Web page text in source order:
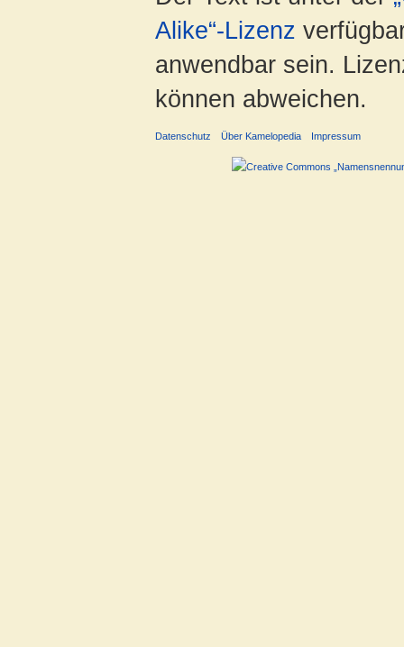
Alike“-Lizenz
anwendbar sein.
können abweichen.
Datenschutz Über Kamelopedia Impressum